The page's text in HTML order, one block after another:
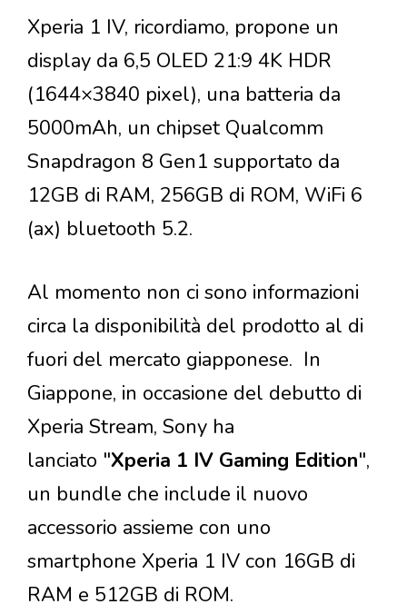
Xperia 1 IV, ricordiamo, propone un
display da 6,5 OLED 21:9 4K HDR
(1644×3840 pixel), una batteria da
5000mAh, un chipset Qualcomm
Snapdragon 8 Gen1 supportato da
12GB di RAM, 256GB di ROM, WiFi 6
(ax) bluetooth 5.2.
Al momento non ci sono informazioni
circa la disponibilità del prodotto al di
fuori del mercato giapponese. In
Giappone, in occasione del debutto di
Xperia Stream, Sony ha
lanciato "Xperia 1 IV Gaming Edition",
un bundle che include il nuovo
accessorio assieme con uno
smartphone Xperia 1 IV con 16GB di
RAM e 512GB di ROM.